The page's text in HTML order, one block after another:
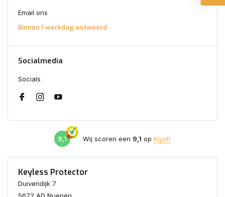
Email ons
Binnen 1 werkdag antwoord
Socialmedia
Socials
9,1 Wij scoren een 9,1 op Kiyoh
Keyless Protector
Duivendijk 7